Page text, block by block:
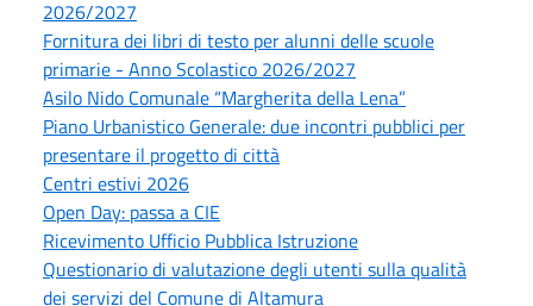
2026/2027
Fornitura dei libri di testo per alunni delle scuole
primarie - Anno Scolastico 2026/2027
Asilo Nido Comunale “Margherita della Lena”
Piano Urbanistico Generale: due incontri pubblici per
presentare il progetto di città
Centri estivi 2026
Open Day: passa a CIE
Ricevimento Ufficio Pubblica Istruzione
Questionario di valutazione degli utenti sulla qualità
dei servizi del Comune di Altamura